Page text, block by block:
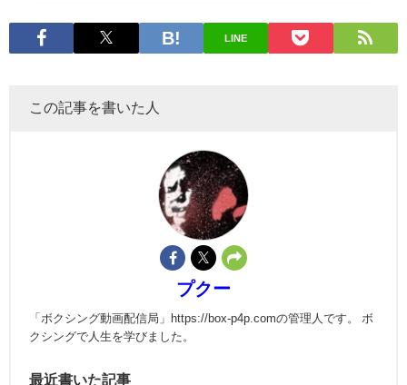
LINE
この記事を書いた人
プクー
「ボクシング動画配信局」https://box-p4p.comの管理人です。 ボ
クシングで人生を学びました。
最近書いた記事